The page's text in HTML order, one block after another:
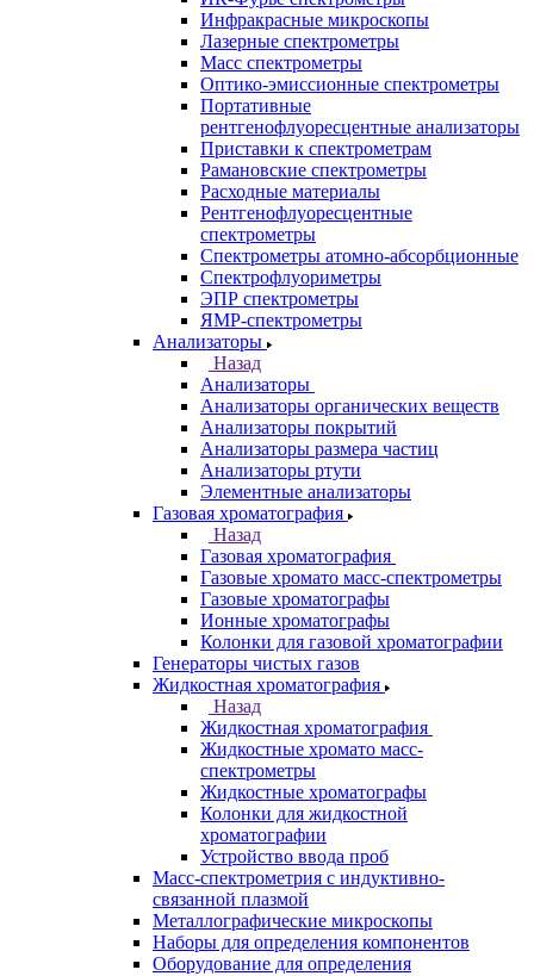
Назад
Спектрометры
Автоматические Дозаторы
Атомно-Эмиссионные спектрометры
ВИД спектрофотометры
Дополнительное оборудование для
ААС
ИК-Фурье спектрометры
Инфракрасные микроскопы
Лазерные спектрометры
Масс спектрометры
Оптико-эмиссионные спектрометры
Портативные
рентгенофлуоресцентные анализаторы
Приставки к спектрометрам
Рамановские спектрометры
Расходные материалы
Рентгенофлуоресцентные
спектрометры
Спектрометры атомно-абсорбционные
Спектрофлуориметры
ЭПР спектрометры
ЯМР-спектрометры
Анализаторы
Назад
Анализаторы
Анализаторы органических веществ
Анализаторы покрытий
Анализаторы размера частиц
Анализаторы ртути
Элементные анализаторы
Газовая хроматография
Назад
Газовая хроматография
Газовые хромато масс-спектрометры
Газовые хроматографы
Ионные хроматографы
Колонки для газовой хроматографии
Генераторы чистых газов
Жидкостная хроматография
Назад
Жидкостная хроматография
Жидкостные хромато масс-
спектрометры
Жидкостные хроматографы
Колонки для жидкостной